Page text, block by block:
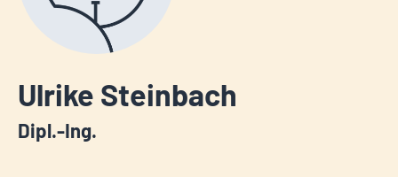
Ulrike Steinbach
Dipl.-Ing.